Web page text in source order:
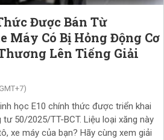
Được Bán Từ
Máy Có Bị Hỏng Động Cơ
Lên Tiếng Giải
học E10 chính thức được triển khai
50/2025/TT-BCT. Liệu loại xăng này
xe máy của bạn? Hãy cùng xem giải